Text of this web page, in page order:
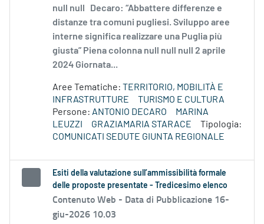
null null Decaro: “Abbattere differenze e
distanze tra comuni pugliesi. Sviluppo aree
interne significa realizzare una Puglia più
giusta” Piena colonna null null null 2 aprile
2024 Giornata...
Aree Tematiche: TERRITORIO, MOBILITÀ E
INFRASTRUTTURE
TURISMO E CULTURA
Persone: ANTONIO DECARO
MARINA
LEUZZI
GRAZIAMARIA STARACE
Tipologia:
COMUNICATI SEDUTE GIUNTA REGIONALE
Esiti della valutazione sull’ammissibilità formale
delle proposte presentate - Tredicesimo elenco
Contenuto Web - Data di Pubblicazione 16-
giu-2026 10.03